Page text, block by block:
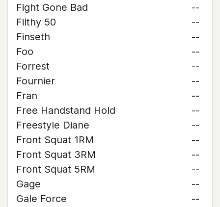
Fight Gone Bad
--
Filthy 50
--
Finseth
--
Foo
--
Forrest
--
Fournier
--
Fran
--
Free Handstand Hold
--
Freestyle Diane
--
Front Squat 1RM
--
Front Squat 3RM
--
Front Squat 5RM
--
Gage
--
Gale Force
--